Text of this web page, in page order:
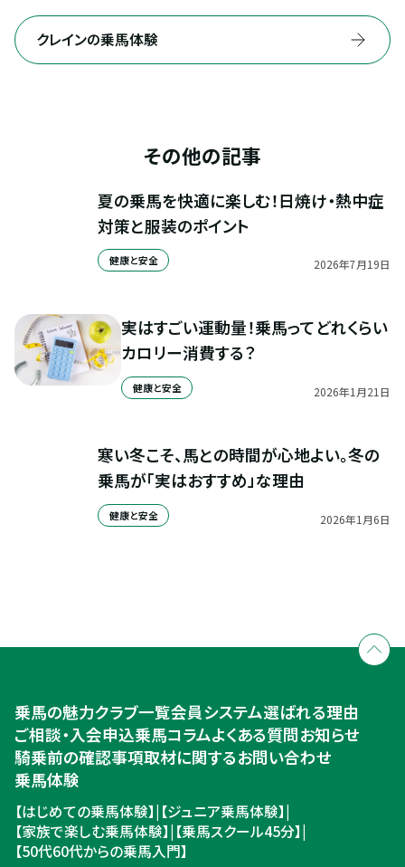
クレインの乗馬体験
その他の記事
夏の乗馬を快適に楽しむ！日焼け・熱中症
対策と服装のポイント
健康と安全 2026年7月19日
実はすごい運動量！乗馬ってどれくらい
カロリー消費する？
健康と安全 2026年1 月21 日
寒い冬こそ、馬との時間が心地よい。冬の
乗馬が「実はおすすめ」な理由
健康と安全 2026年1 月6日
入会のご相談・申込
ご相談・入会申込
乗馬の魅力クラブ一覧会員システム選ばれる理由
ご相談・入会申込乗馬コラムよくある質問お知らせ
騎乗前の確認事項取材に関するお問い合わせ
乗馬体験
【はじめての乗馬体験】| 【ジュニア乗馬体験】|
【家族で楽しむ乗馬体験】| 【乗馬スクール45分】|
【50代60代からの乗馬入門】